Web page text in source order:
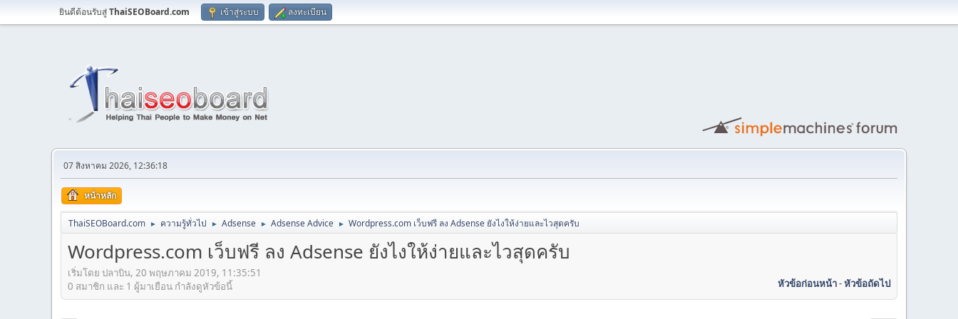
ยินดีต้อนรับสู่ThaiSEOBoard.com เข้าสู่ระบบ ลงทะเบียน
07 สิงหาคม 2026, 12:36:18
หน้าหลัก
ThaiSEOBoard.com ► ความรู้ทั่วไป ► Adsense ► Adsense Advice ► Wordpress.com เว็บฟรี ลง Adsense ยังไงให้ง่ายและไวสุดครับ
Wordpress.com เว็บฟรี ลง Adsense ยังไงให้ง่ายและไวสุดครับ
เริ่มโดย ปลาบิน, 20 พฤษภาคม 2019, 11:35:51
หัวข้อก่อนหน้า-หัวข้อถัดไป
0 สมาชิก และ 1 ผู้มาเยือน กำลังดูหัวข้อนี้